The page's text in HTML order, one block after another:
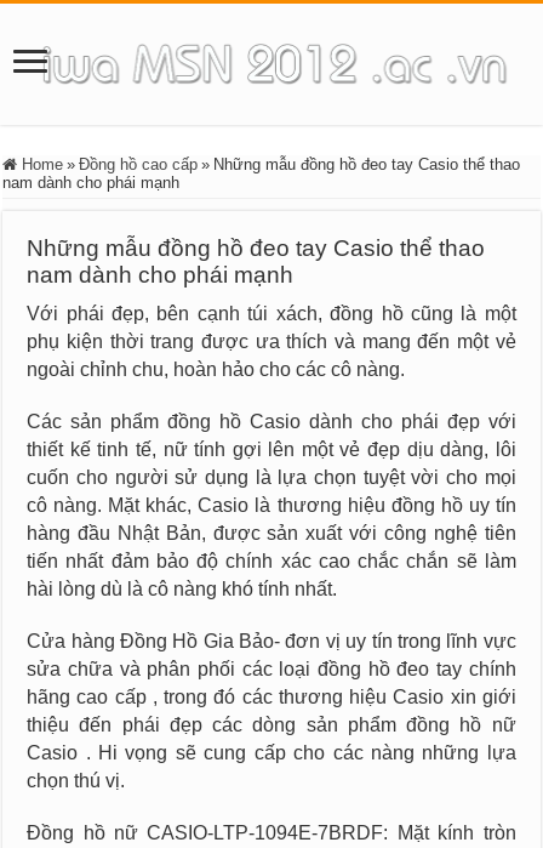
Home » Đồng hồ cao cấp » Những mẫu đồng hồ đeo tay Casio thể thao
nam dành cho phái mạnh
Những mẫu đồng hồ đeo tay Casio thể thao
nam dành cho phái mạnh
Với phái đẹp, bên cạnh túi xách, đồng hồ cũng là một
phụ kiện thời trang được ưa thích và mang đến một vẻ
ngoài chỉnh chu, hoàn hảo cho các cô nàng.
Các sản phẩm đồng hồ Casio dành cho phái đẹp với
thiết kế tinh tế, nữ tính gợi lên một vẻ đẹp dịu dàng, lôi
cuốn cho người sử dụng là lựa chọn tuyệt vời cho mọi
cô nàng. Mặt khác, Casio là thương hiệu đồng hồ uy tín
hàng đầu Nhật Bản, được sản xuất với công nghệ tiên
tiến nhất đảm bảo độ chính xác cao chắc chắn sẽ làm
hài lòng dù là cô nàng khó tính nhất.
Cửa hàng Đồng Hồ Gia Bảo- đơn vị uy tín trong lĩnh vực
sửa chữa và phân phối các loại đồng hồ đeo tay chính
hãng cao cấp , trong đó các thương hiệu Casio xin giới
thiệu đến phái đẹp các dòng sản phẩm đồng hồ nữ
Casio . Hi vọng sẽ cung cấp cho các nàng những lựa
chọn thú vị.
Đồng hồ nữ CASIO-LTP-1094E-7BRDF: Mặt kính tròn